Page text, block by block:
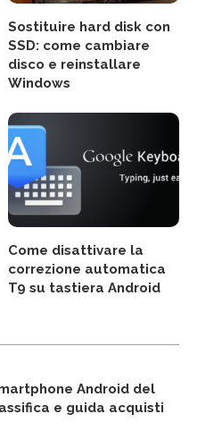
Sostituire hard disk con
SSD: come cambiare
disco e reinstallare
Windows
Come disattivare la
correzione automatica
T9 su tastiera Android
Android del
e guida acquisti